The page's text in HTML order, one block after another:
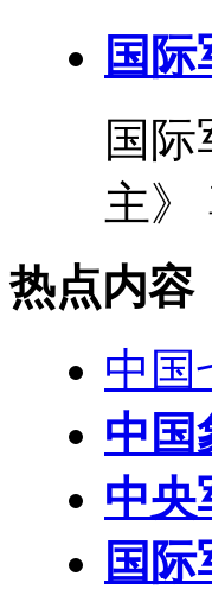
国
国
主》
热点内容
中国
中国
中央
国